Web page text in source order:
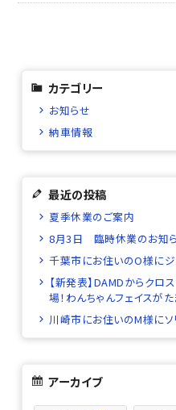
カテゴリー
お知らせ
納車情報
最近の投稿
夏季休業のご案内
8月3日 臨時休業のお知
千葉市にお住いのO様にジ
【新発表】DAMDからクロ
場！わんちゃんフェイスが
川崎市にお住いのM様にソ
アーカイブ